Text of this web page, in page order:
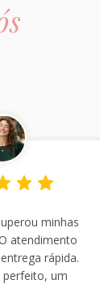
minhas
atendimento
rápida.
perfeito, um